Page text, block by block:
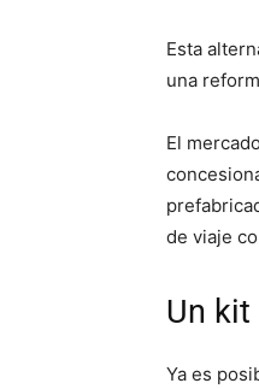
Esta
una
El
de viaje
Un kit
Ya es